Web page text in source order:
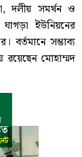
দলীয় সমর্থন ও
ইউনিয়নের
বর্তমানে সম্ভাব্য
রয়েছেন মোহাম্মদ